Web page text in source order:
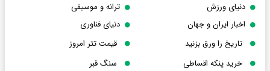
دنیای ورزش
ترانه و موسیقی
اخبار ایران و جهان
دنیای فناوری
تاریخ را ورق بزنید
قیمت تتر امروز
خرید پنکه اقساطی
سنگ قبر